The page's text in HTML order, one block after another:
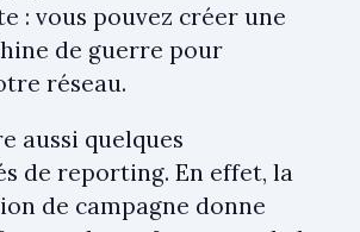
: vous pouvez créer une
de guerre pour
réseau.
aussi quelques
de reporting. En effet, la
de campagne donne